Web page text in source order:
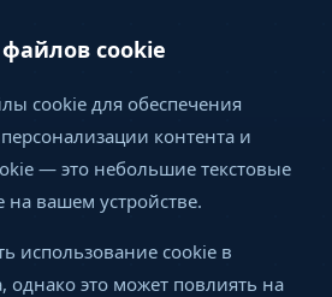
cookie
cookie для обеспечения
контента и
— это небольшие текстовые
вашем устройстве.
использование cookie в
однако это может повлиять на